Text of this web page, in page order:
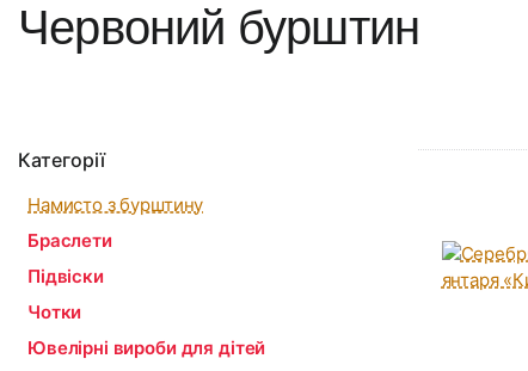
Червоний бурштин
Категорії
Намисто з бурштину
Браслети
Підвіски
Чотки
Ювелірні вироби для дітей